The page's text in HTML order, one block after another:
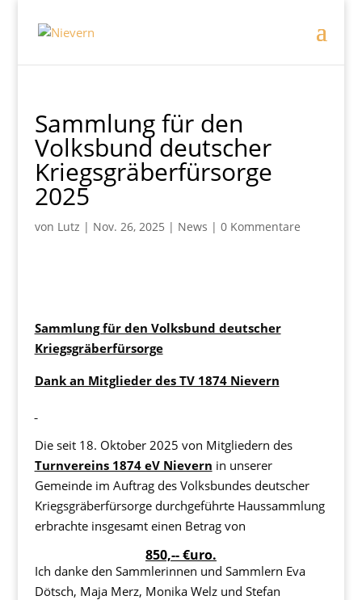
Sammlung für den
Volksbund deutscher
Kriegsgräberfürsorge
2025
von Lutz | Nov. 26, 2025 | News | 0 Kommentare
Sammlung für den Volksbund deutscher
Kriegsgräberfürsorge
Dank an Mitglieder des TV 1874 Nievern
Die seit 18. Oktober 2025 von Mitgliedern des
Turnvereins 1874 eV Nievern in unserer
Gemeinde im Auftrag des Volksbundes deutscher
Kriegsgräberfürsorge durchgeführte Haussammlung
erbrachte insgesamt einen Betrag von
850,-- €uro.
Ich danke den Sammlerinnen und Sammlern Eva
Dötsch, Maja Merz, Monika Welz und Stefan